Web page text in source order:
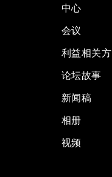
中心
会议
利益相关方
论坛故事
新闻稿
相册
视频